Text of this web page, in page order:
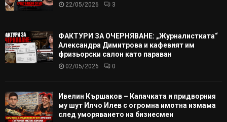
22/05/2026 3
ФАКТУРИ ЗА ОЧЕРНЯВАНЕ: „Журналистката“
Александра Димитрова и кафевият им
фризьорски салон като параван
02/05/2026 0
Ивелин Кършаков – Капачката и придворния
му шут Илчо Илев с огромна имотна измама
след уморяването на бизнесмен